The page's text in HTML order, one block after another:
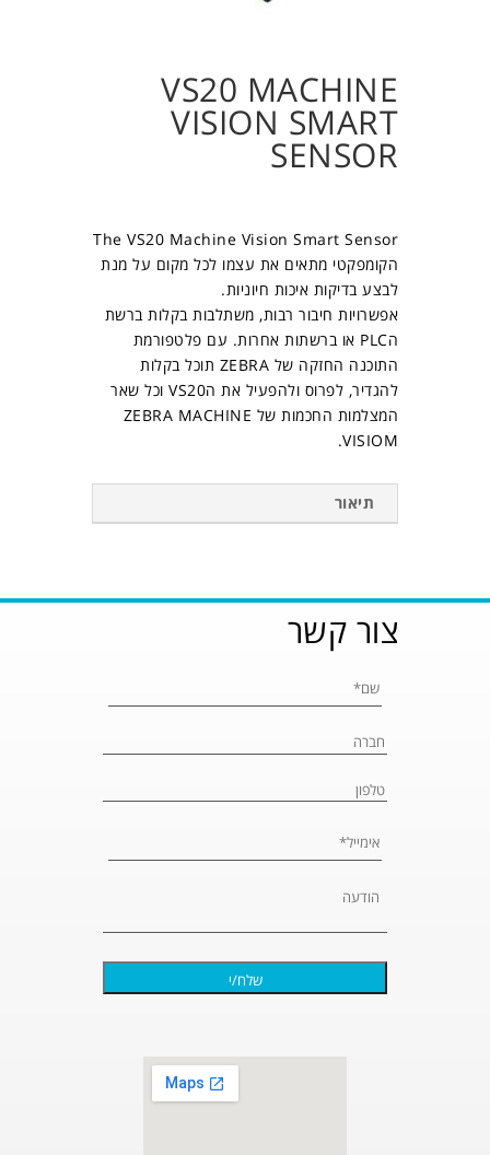
VS20 MACHINE
VISION SMART
SENSOR
The VS20 Machine Vision Smart Sensor
הקומפקטי מתאים את עצמו לכל מקום על מנת
לבצע בדיקות איכות חיוניות.
אפשרויות חיבור רבות, משתלבות בקלות ברשת
הPLC או ברשתות אחרות. עם פלטפורמת
התוכנה החזקה של ZEBRA תוכל בקלות
להגדיר, לפרוס ולהפעיל את הVS20 וכל שאר
המצלמות החכמות של ZEBRA MACHINE
VISIOM.
תיאור
צור קשר